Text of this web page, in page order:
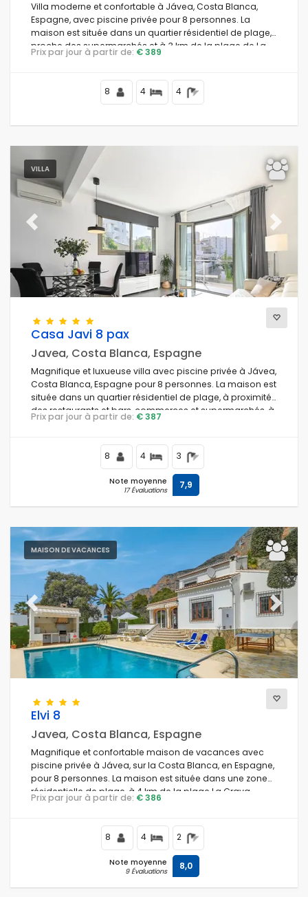
Villa moderne et confortable à Jávea, Costa Blanca,
Espagne, avec piscine privée pour 8 personnes. La
maison est située dans un quartier résidentiel de plage,
proche des supermarchés et à 3 km de la plage de La
Granadella, Jávea.
Prix par jour à partir de: € 389
8 4 4
VILLA
Previous Next
Casa Javi 8 pax
Javea, Costa Blanca, Espagne
Magnifique et luxueuse villa avec piscine privée à Jávea,
Costa Blanca, Espagne pour 8 personnes. La maison est
située dans un quartier résidentiel de plage, à proximité
des restaurants et bars, commerces et supermarchés, à
100 m de la plage El Arenal, Jávea et à 0,1 km de la mer
Prix par jour à partir de: € 387
8 4 3
Note moyenne
17 Évaluations 7,9
MAISON DE VACANCES
Previous Next
Elvi 8
Javea, Costa Blanca, Espagne
Magnifique et confortable maison de vacances avec
piscine privée à Jávea, sur la Costa Blanca, en Espagne,
pour 8 personnes. La maison est située dans une zone
résidentielle de plage, à 4 km de la plage La Grava,
Jávea.
Prix par jour à partir de: € 386
8 4 2
Note moyenne
9 Évaluations 8,0